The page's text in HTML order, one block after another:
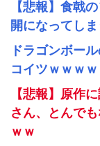
【悲報】食戟
開になってし
ドラゴンボー
コイツｗｗｗｗ
【悲報】原作
さん、とんで
ｗｗ